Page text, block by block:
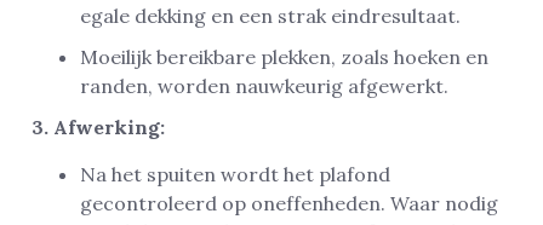
egale dekking en een strak eindresultaat.
Moeilijk bereikbare plekken, zoals hoeken en
randen, worden nauwkeurig afgewerkt.
3. Afwerking:
Na het spuiten wordt het plafond
gecontroleerd op oneffenheden. Waar nodig